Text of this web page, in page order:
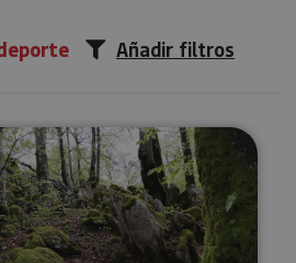
Añadir filtros
Excursión a la Selva de Irati,